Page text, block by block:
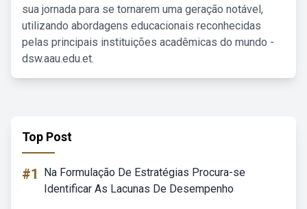
sua jornada para se tornarem uma geração notável,
utilizando abordagens educacionais reconhecidas
pelas principais instituições acadêmicas do mundo -
dsw.aau.edu.et.
Top Post
#1
Na Formulação De Estratégias Procura-se
Identificar As Lacunas De Desempenho